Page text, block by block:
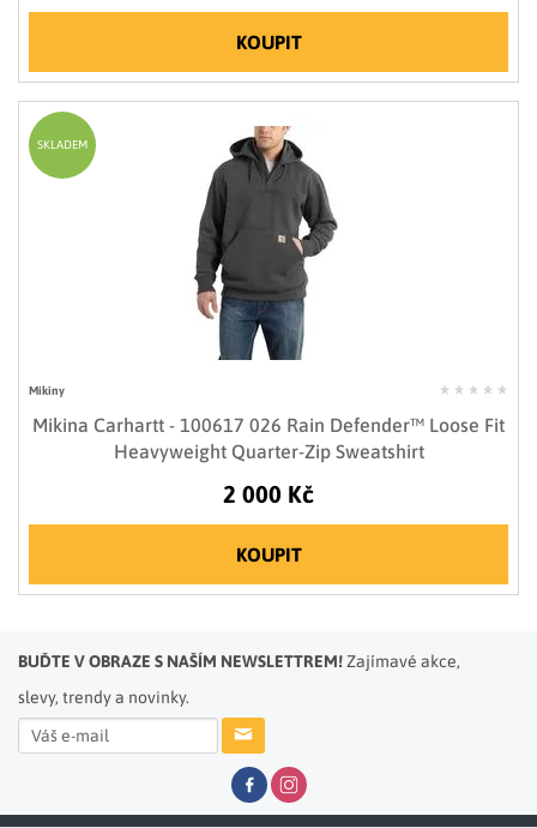
KOUPIT
Mikiny
Mikina Carhartt - 100617 026 Rain Defender™ Loose Fit
Heavyweight Quarter-Zip Sweatshirt
2 000 Kč
KOUPIT
SKLADEM
BUĎTE V OBRAZE S NAŠÍM NEWSLETTREM!Zajímavé akce,
slevy, trendy a novinky.